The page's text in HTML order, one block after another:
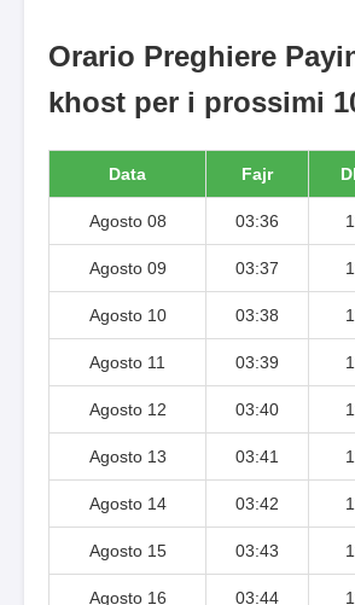
Orario Preghiere
khost per i prossimi
Data Fajr
Agosto 08 03:36
Agosto 09 03:37
Agosto 10 03:38
Agosto 11 03:39
Agosto 12 03:40
Agosto 13 03:41
Agosto 14 03:42
Agosto 15 03:43
Agosto 16 03:44